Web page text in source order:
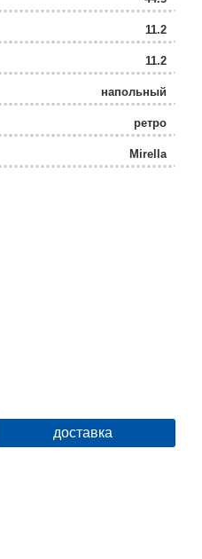
11.2
11.2
напольный
ретро
Mirella
доставка